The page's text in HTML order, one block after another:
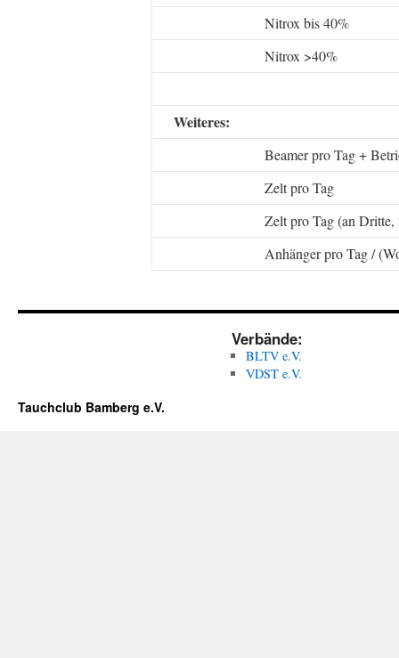
Nitrox bis 40%
Nitrox >40%
Weiteres:
Beamer pro Tag +
Zelt pro Tag
Zelt pro Tag (an
Anhänger pro Tag /
Verbände:
BLTV e.V.
VDST e.V.
Tauchclub Bamberg e.V.